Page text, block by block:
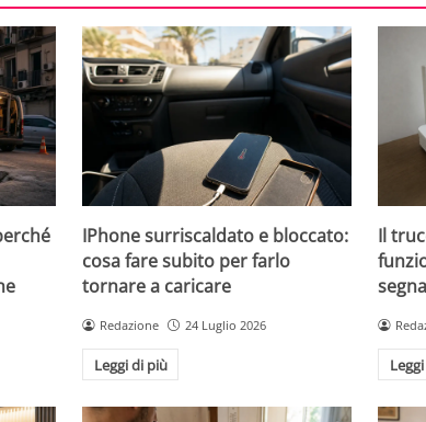
IPhone surriscaldato e bloccato:
cosa fare subito per farlo
tornare a caricare
Redazione 24 Luglio 2026
Leggi di più
Il